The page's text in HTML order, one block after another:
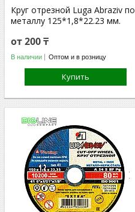
Круг отрезной Luga Abraziv по
металлу 125*1,8*22.23 мм.
от 200 ₸
В наличии Оптом и в розницу
Купить